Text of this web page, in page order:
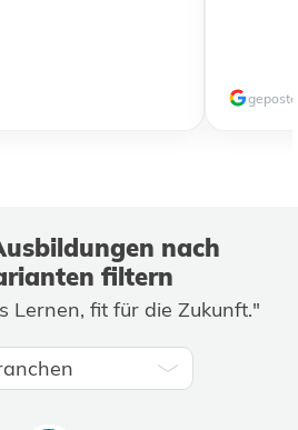
nach
filtern
Lernen, fit für die Zukunft."